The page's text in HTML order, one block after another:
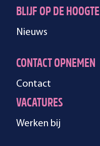
BLIJF OP DE HOOGTE
Nieuws
CONTACT OPNEMEN
Contact
VACATURES
Werken bij